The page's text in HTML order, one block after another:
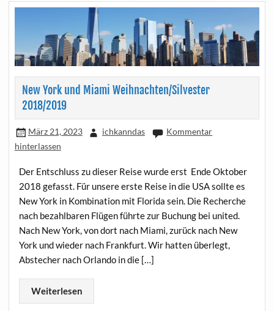
New York und Miami Weihnachten/Silvester
2018/2019
März 21, 2023 ichkanndas
Kommentar
hinterlassen
Der Entschluss zu dieser Reise wurde erst Ende Oktober
2018 gefasst. Für unsere erste Reise in die USA sollte es
New York in Kombination mit Florida sein. Die Recherche
nach bezahlbaren Flügen führte zur Buchung bei united.
Nach New York, von dort nach Miami, zurück nach New
York und wieder nach Frankfurt. Wir hatten überlegt,
Abstecher nach Orlando in die […]
Weiterlesen